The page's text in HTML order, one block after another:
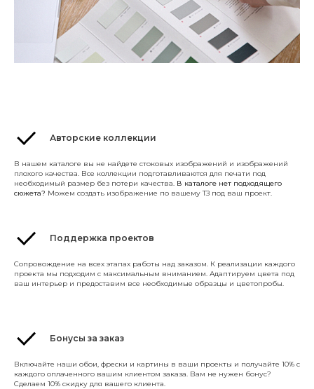
Авторские коллекции
В нашем каталоге вы не найдете стоковых изображений и изображений
плохого качества. Все коллекции подготавливаются для печати под
необходимый размер без потери качества. В каталоге нет подходящего
сюжета? Можем создать изображение по вашему ТЗ под ваш проект.
Поддержка проектов
Сопровождение на всех этапах работы над заказом. К реализации каждого
проекта мы подходим с максимальным вниманием. Адаптируем цвета под
ваш интерьер и предоставим все необходимые образцы и цветопробы.
Бонусы за заказ
Включайте наши обои, фрески и картины в ваши проекты и получайте 10% с
каждого оплаченного вашим клиентом заказа. Вам не нужен бонус?
Сделаем 10% скидку для вашего клиента.